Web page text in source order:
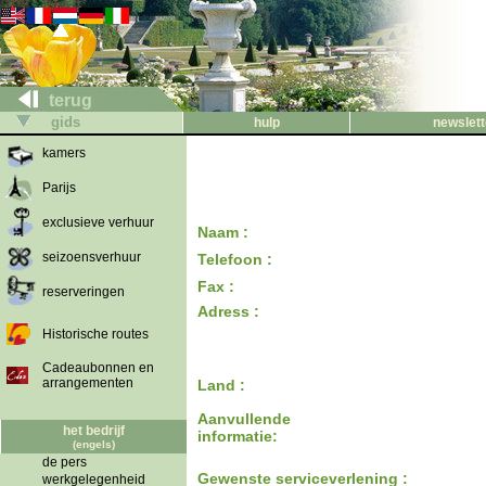
terug
gids hulp
kamers
Parijs
exclusieve verhuur
seizoensverhuur
reserveringen
Historische routes
Cadeaubonnen en
arrangementen
het bedrijf
(engels)
de pers
werkgelegenheid
Naam :
Telefoon :
Fax :
Adress :
Land :
Aanvullende
informatie:
Gewenste serviceverlening :